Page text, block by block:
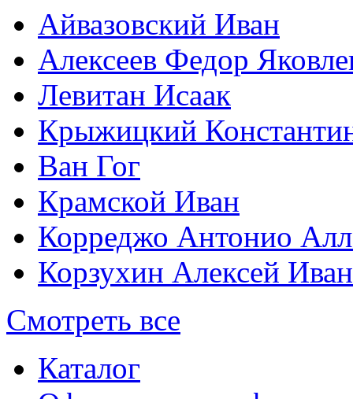
Айвазовский Иван
Алексеев Федор
Левитан Исаак
Крыжицкий
Ван Гог
Крамской Иван
Корреджо Антонио
Корзухин Алексей
Смотреть все
Каталог